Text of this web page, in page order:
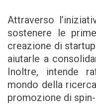
Attraverso
sostenere le
creazione di
aiutarle a
Inoltre, intende
mondo della
promozione di